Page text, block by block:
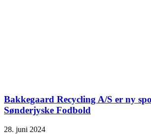
Bakkegaard Recycling A/S er ny
Sønderjyske Fodbold
28. juni 2024